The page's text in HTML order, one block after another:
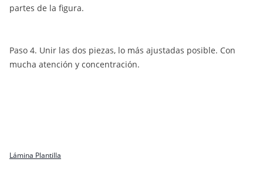
partes de la figura.
Paso 4. Unir las dos piezas, lo más ajustadas posible. Con
mucha atención y concentración.
Lámina Plantilla